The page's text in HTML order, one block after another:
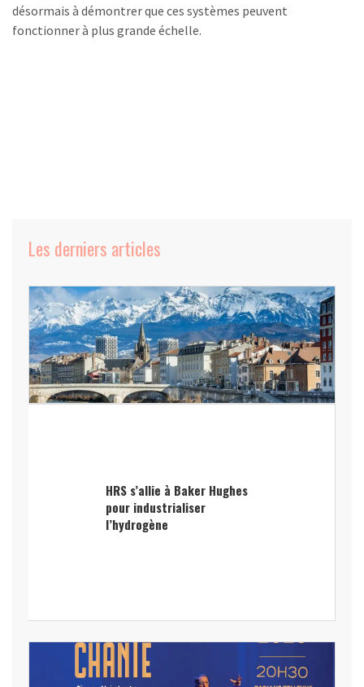
désormais à démontrer que ces systèmes peuvent
fonctionner à plus grande échelle.
Les derniers articles
HRS s’allie à Baker Hughes
pour industrialiser
l’hydrogène